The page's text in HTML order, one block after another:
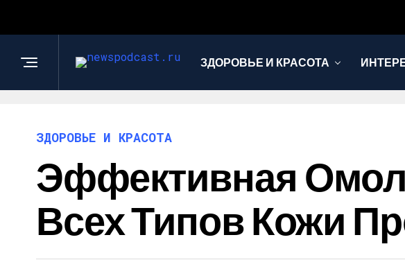
ЗДОРОВЬЕ И КРАСОТА
ЗДОРОВЬЕ И КРАСОТА
Эффективная
Всех Типов Кожи